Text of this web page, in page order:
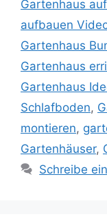
Gartenhaus
aufbauen
Gartenhaus
Gartenhaus
Gartenhaus
Schlafboden,
montieren,
Gartenhäuser,
Schreibe